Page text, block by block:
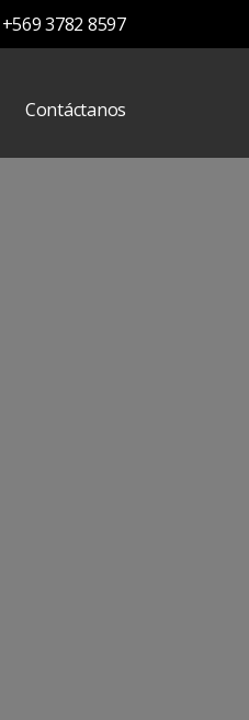
+569 3782 8597
Contáctanos